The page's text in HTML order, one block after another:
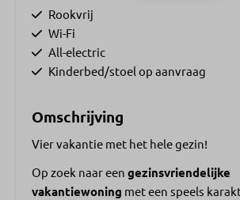
Rookvrij
Wi-Fi
All-electric
Kinderbed/stoel op aanvraag
Woonruimte
Woonkamer met bank
Eettafel
Omschrijving
Vier vakantie met het hele gezin!
Op zoek naar een gezinsvriendelijke
vakantiewoning met een speels